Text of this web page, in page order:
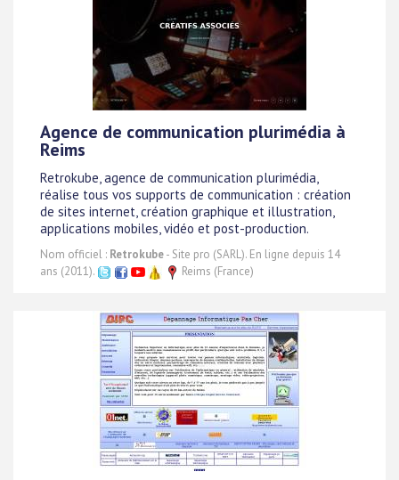
Agence de communication plurimédia à
Reims
Retrokube, agence de communication plurimédia,
réalise tous vos supports de communication : création
de sites internet, création graphique et illustration,
applications mobiles, vidéo et post-production.
Nom officiel : Retrokube- Site pro (SARL). En ligne depuis 14
ans (2011).
Reims (France)